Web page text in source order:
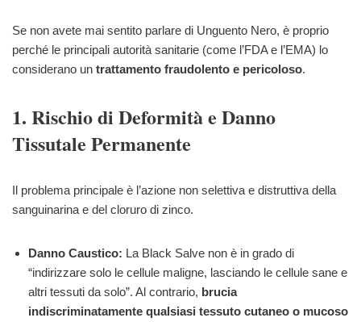
Se non avete mai sentito parlare di Unguento Nero, è proprio
perché le principali autorità sanitarie (come l’FDA e l’EMA) lo
considerano un trattamento fraudolento e pericoloso.
1. Rischio di Deformità e Danno
Tissutale Permanente
Il problema principale è l’azione non selettiva e distruttiva della
sanguinarina e del cloruro di zinco.
Danno Caustico: La Black Salve non è in grado di
“indirizzare solo le cellule maligne, lasciando le cellule sane e
altri tessuti da solo”. Al contrario, brucia
indiscriminatamente qualsiasi tessuto cutaneo o mucoso